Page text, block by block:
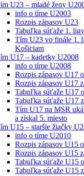
U23 – mladé ženy
info o tíme U2003
Rozpis zápasov U23
Tabuľka súťaže 1. ligy
Tím U23 vo finále 1.
Košiciam
U17 – kadetky U2008
info o tíme U2008
Rozpis zápasov U17
Rozpis zápasov U17
Tabuľka súťaže U17
Tabuľka súťaže U17
Tím U17 na MSR
a získal 5. miesto
U15 – staršie žiačky
info o tíme U2010
Rozpis zápasov U15
Rozpis zápasov U15
Tabuľka súťaže U15
Tabuľka súťaže U15